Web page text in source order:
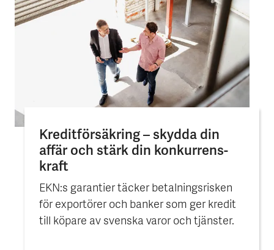
Kreditförsäkring – skydda din
affär och stärk din konkurrens­
kraft
EKN:s garantier täcker betalningsrisken
för exportörer och banker som ger kredit
till köpare av svenska varor och tjänster.